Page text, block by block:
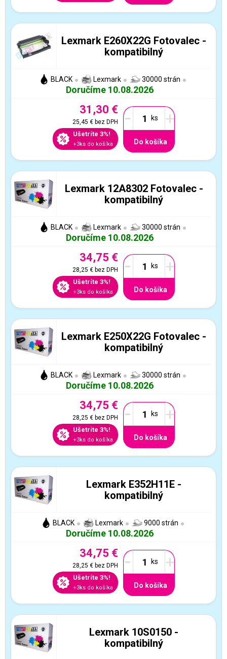
Lexmark E260X22G Fotovalec -
kompatibilný
BLACK Lexmark 30000 strán
Doručíme 10.08.2026
31,30 €
25,45 €bez DPH
Ušetríte 3%!
+3ks do košíka
- +
Do košíka
Lexmark 12A8302 Fotovalec -
kompatibilný
BLACK Lexmark 30000 strán
Doručíme 10.08.2026
34,75 €
28,25 €bez DPH
Ušetríte 3%!
+3ks do košíka
- +
Do košíka
Lexmark E250X22G Fotovalec -
kompatibilný
BLACK Lexmark 30000 strán
Doručíme 10.08.2026
34,75 €
28,25 €bez DPH
Ušetríte 3%!
+3ks do košíka
- +
Do košíka
Lexmark E352H11E -
kompatibilný
BLACK Lexmark 9000 strán
Doručíme 10.08.2026
34,75 €
28,25 €bez DPH
Ušetríte 3%!
+3ks do košíka
- +
Do košíka
Lexmark 10S0150 -
kompatibilný